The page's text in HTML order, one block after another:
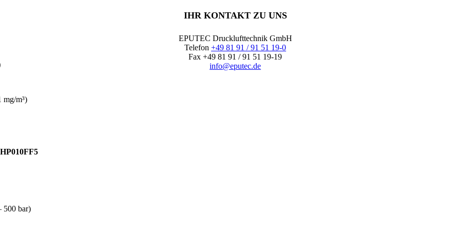
mg/m³)
500 bar)
IHR KONTAKT ZU UNS
EPUTEC Drucklufttechnik GmbH
Telefon+49 81 91 / 91 51 19-0
Fax +49 81 91 / 91 51 19-19
info@eputec.de